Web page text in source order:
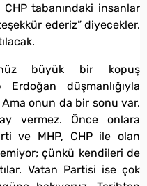
tabanındaki insanlar
ederiz” diyecekler.
büyük bir kopuş
Erdoğan düşmanlığıyla
Ama onun da bir sonu var.
vermez. Önce onlara
ve MHP, CHP ile olan
çünkü kendileri de
Vatan Partisi ise çok